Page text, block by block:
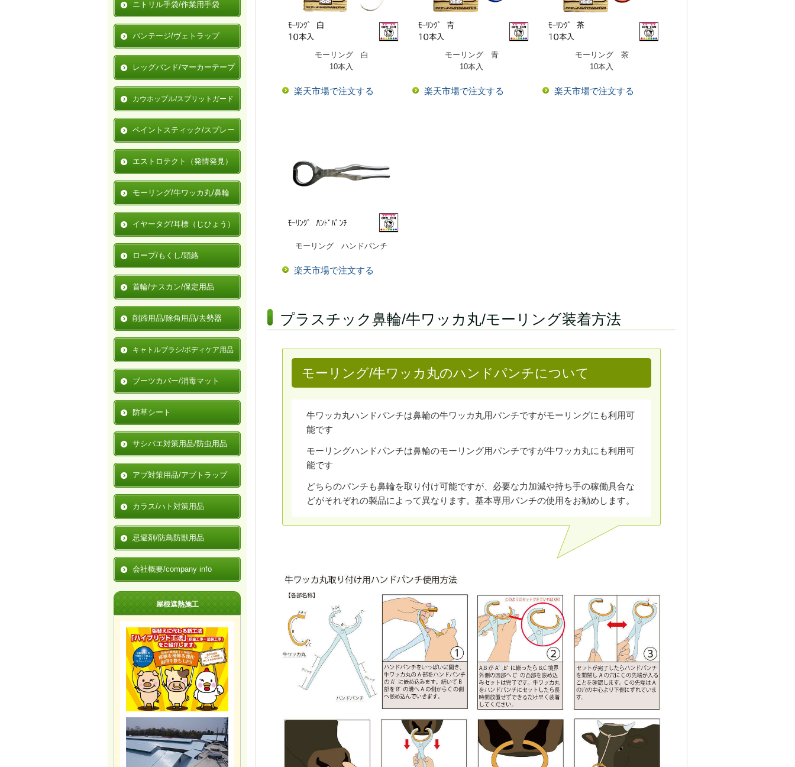
モーリング 白
10本入
楽天市場で注文する
モーリング 青
10本入
楽天市場で注文する
モーリング 茶
10本入
楽天市場で注文する
モーリング ハンドパンチ
楽天市場で注文する
プラスチック鼻輪/牛ワッカ丸/モーリング装着方法
モーリング/牛ワッカ丸のハンドパンチについて
牛ワッカ丸ハンドパンチは鼻輪の牛ワッカ丸用パンチですがモーリングにも利用可
能です
モーリングハンドパンチは鼻輪のモーリング用パンチですが牛ワッカ丸にも利用可
能です
どちらのパンチも鼻輪を取り付け可能ですが、必要な力加減や持ち手の稼働具合な
どがそれぞれの製品によって異なります。基本専用パンチの使用をお勧めします。
ニトリル手袋/作業用手袋
バンテージ/ヴェトラップ
レッグバンド/マーカーテープ
カウホップル/スプリットガード
ペイントスティック/スプレー
エストロテクト（発情発見）
モーリング/牛ワッカ丸/鼻輪
イヤータグ/耳標（じひょう）
ロープ/もくし/頭絡
首輪/ナスカン/保定用品
削蹄用品/除角用品/去勢器
キャトルブラシ/ボディケア用品
ブーツカバー/消毒マット
防草シート
サシバエ対策用品/防虫用品
アブ対策用品/アブトラップ
カラス/ハト対策用品
忌避剤/防鳥防獣用品
会社概要/company info
屋根遮熱施工